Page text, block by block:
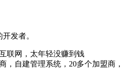
发者。
联网，太年轻没赚到钱
，自建管理系统，20多个加盟商，